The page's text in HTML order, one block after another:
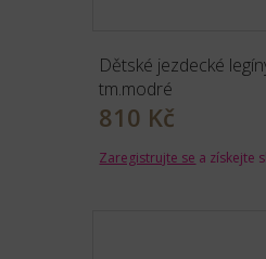
Dětské jezdecké
tm.modré
810 Kč
Zaregistrujte se a získejte